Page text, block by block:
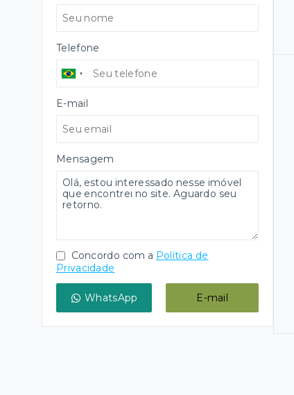
Telefone
E-mail
Mensagem
Concordo com a Política de
Privacidade
WhatsApp E-mail